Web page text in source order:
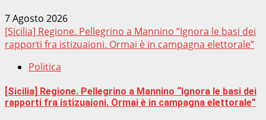
7 Agosto 2026
[Sicilia] Regione. Pellegrino a Mannino “Ignora le basi dei
rapporti fra istizuaioni. Ormai è in campagna elettorale”
Politica
[Sicilia] Regione. Pellegrino a Mannino “Ignora le basi dei
rapporti fra istizuaioni. Ormai è in campagna elettorale”